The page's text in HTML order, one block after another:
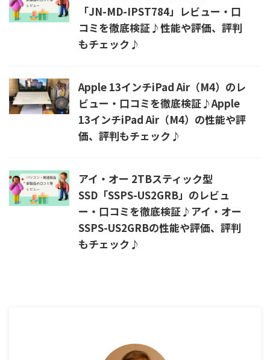
「JN-MD-IPST784」レビュー・口
コミを徹底検証♪性能や評価、評判
もチェック♪
Apple 13インチiPad Air（M4）のレ
ビュー・口コミを徹底検証♪Apple
13インチiPad Air（M4）の性能や評
価、評判もチェック♪
アイ・オー 2TBスティック型
SSD「SSPS-US2GRB」のレビュ
ー・口コミを徹底検証♪アイ・オー
SSPS-US2GRBの性能や評価、評判
もチェック♪